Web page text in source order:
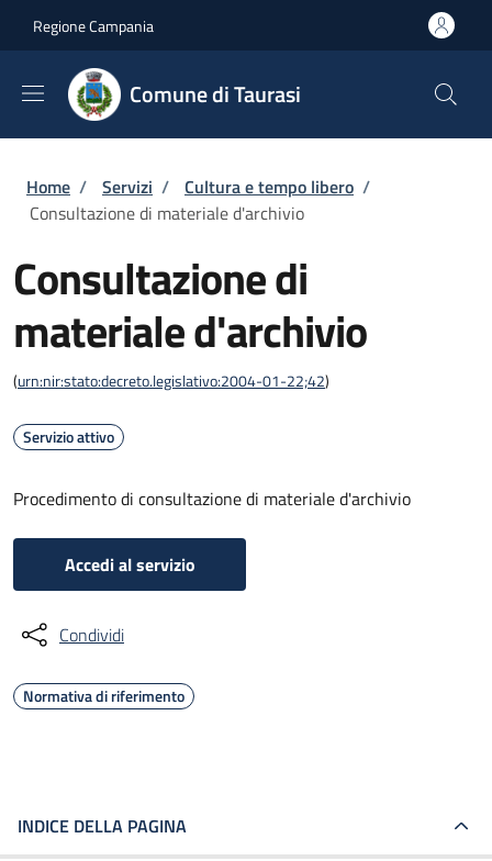
Regione Campania
Comune di Taurasi
Briciole di pane
Home / Servizi / Cultura e tempo libero /
Consultazione di materiale d'archivio
Consultazione di
materiale d'archivio
(urn:nir:stato:decreto.legislativo:2004-01-22;42)
Servizio attivo
Procedimento di consultazione di materiale d'archivio
Accedi al servizio
Condividi
Normativa di riferimento
INDICE DELLA PAGINA